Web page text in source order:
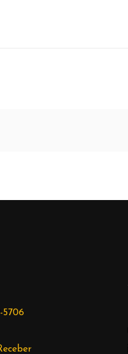
5706